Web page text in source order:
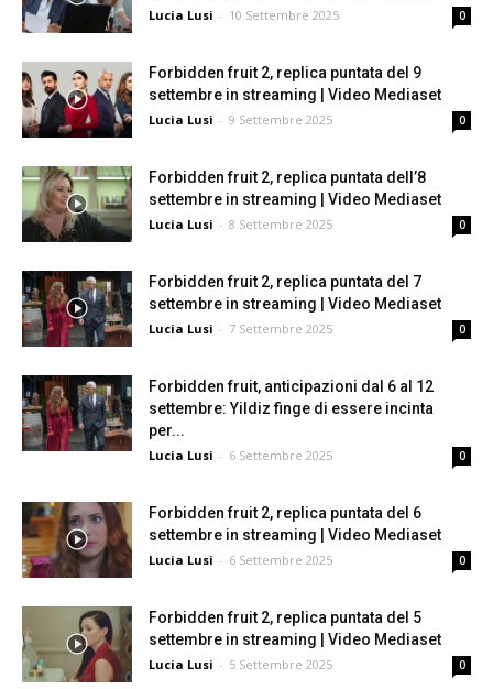
Lucia Lusi - 10 Settembre 2025 0
Forbidden fruit 2, replica puntata del 9
settembre in streaming | Video Mediaset
Lucia Lusi - 9 Settembre 2025 0
Forbidden fruit 2, replica puntata dell’8
settembre in streaming | Video Mediaset
Lucia Lusi - 8 Settembre 2025 0
Forbidden fruit 2, replica puntata del 7
settembre in streaming | Video Mediaset
Lucia Lusi - 7 Settembre 2025 0
Forbidden fruit, anticipazioni dal 6 al 12
settembre: Yildiz finge di essere incinta
per...
Lucia Lusi - 6 Settembre 2025 0
Forbidden fruit 2, replica puntata del 6
settembre in streaming | Video Mediaset
Lucia Lusi - 6 Settembre 2025 0
Forbidden fruit 2, replica puntata del 5
settembre in streaming | Video Mediaset
Lucia Lusi - 5 Settembre 2025 0